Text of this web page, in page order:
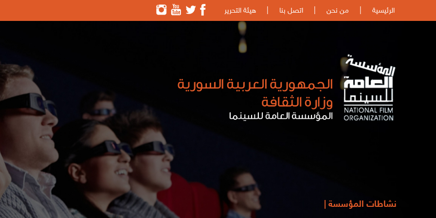
الرئيسية من نحن اتصل بنا هيئة التحرير
نشاطات المؤسسة |